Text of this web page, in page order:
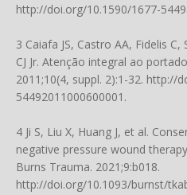
http://doi.org/10.1590/1677-
3 Caiafa JS, Castro AA, Fidelis
CJ Jr. Atenção integral ao
2011;10(4, suppl. 2):1-32. http://
54492011000600001 .
4 Ji S, Liu X, Huang J, et al.
negative pressure wound
Burns Trauma. 2021;9:b018.
http://doi.org/10.1093/burnst/